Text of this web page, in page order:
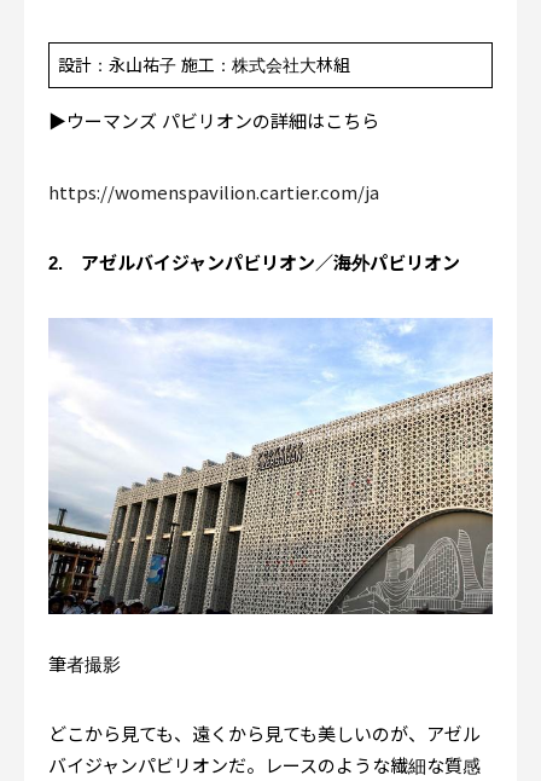
設計：永山祐子 施工：株式会社大林組
▶︎ウーマンズ パビリオンの詳細はこちら
https://womenspavilion.cartier.com/ja
2. アゼルバイジャンパビリオン／海外パビリオン
筆者撮影
どこから見ても、遠くから見ても美しいのが、アゼル
バイジャンパビリオンだ。レースのような繊細な質感